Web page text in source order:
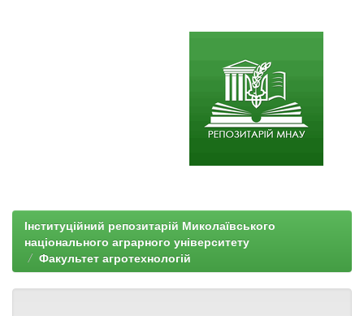
Інституційний репозитарій Миколаївського
національного аграрного університету
Факультет агротехнологій